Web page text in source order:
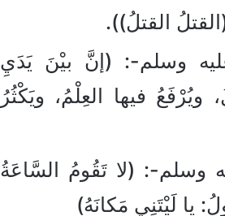
القتلُ)).
وسلم-: (إنَّ بيْنَ يَدَيِ
ويُرْفَعُ فيها العِلْمُ، ويَكْثُرُ
وسلم-: (لا تَقُومُ السَّاعَةُ
يا لَيْتَنِي مَكانَهُ)